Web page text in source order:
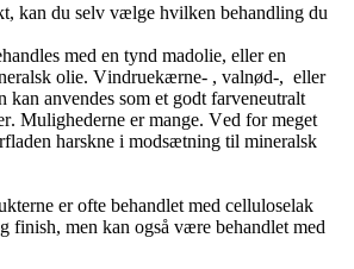
kan du selv vælge hvilken behandling du
med en tynd madolie, eller en
olie. Vindruekærne- , valnød-, eller
anvendes som et godt farveneutralt
Mulighederne er mange. Ved for meget
harskne i modsætning til mineralsk
er ofte behandlet med celluloselak
finish, men kan også være behandlet med